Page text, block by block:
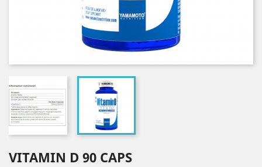
VITAMIN D 90 CAPS